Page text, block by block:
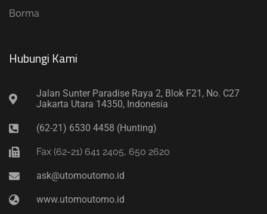
Borma
Hubungi Kami​
Jalan Sunter Paradise Raya 2, Blok F21, No. C27
Jakarta Utara 14350, Indonesia
(62-21) 6530 4458 (Hunting)
Fax (62-21) 641 2405, 650 2620
ask@utomoutomo.id
www.utomoutomo.id